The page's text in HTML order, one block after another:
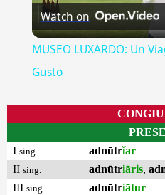
Watch on
MUSEO LUXARDO: Un
Gusto
I sing. adnūtrĭar
II sing. adnūtriāris,
III sing. adnūtriātur